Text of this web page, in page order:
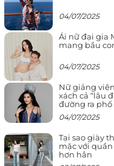
04/07/2025
Ái nữ đại gia
mang bầu
04/07/2025
Nữ giảng
xách cả “lâu
đường ra phố
04/07/2025
Tại sao giày
mặc với
hơn hẳn